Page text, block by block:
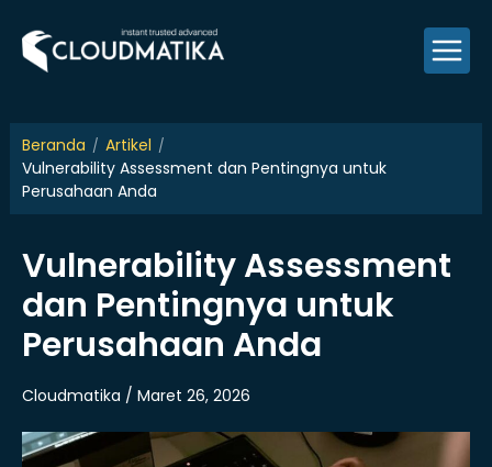
content
Beranda
Artikel
Vulnerability Assessment dan Pentingnya untuk
Perusahaan Anda
Vulnerability Assessment
dan Pentingnya untuk
Perusahaan Anda
Cloudmatika / Maret 26, 2026